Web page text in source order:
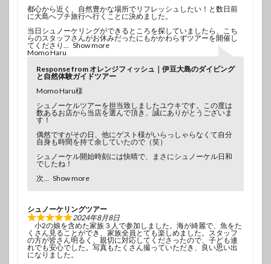
都心から近く、自然豊かな場所でリフレッシュしたい！と数日前
に大島へプチ旅行へ行くことに決めました。
当日シュノーケリングができるところを探していましたら、こち
らのスタッフさんがお休みだったにもかかわらずツアーを開催し
てくださり
Show more
Momo Haru
Response from オレンジフィッシュ｜伊豆大島のダイビング
と自然体験ガイドツアー
Momo Haru様
シュノーケルツアーを担当致しましたユウキです。この度は
数あるお店から当店を選んで頂き、誠にありがとうございま
す！
偶然ですがその日、他にゲスト様がいらっしゃらなくて自分
自身も時間を持て余していたので（笑）
シュノーケル開始時刻には快晴で、まさにシュノーケル日和
でしたね！
次
Show more
シュノーケリングツアー
2024年8月8日
小2の娘を含めた家族３人で参加しました。海が綺麗で、魚をた
くさん見ることができ、家族全員とても楽しめました。スタッフ
の方が皆さん明るく、親切に対応してくださったので、子ども連
れでも安心でした。写真もたくさん撮っていただき、良い思い出
になりました。